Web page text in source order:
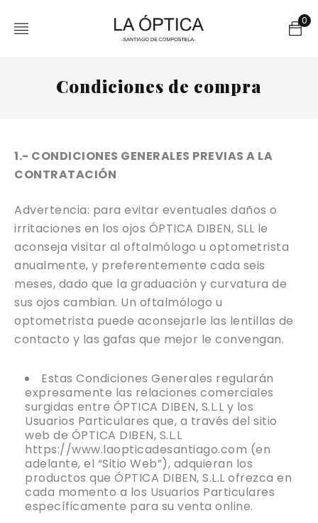
0
Condiciones de compra
1.- CONDICIONES GENERALES PREVIAS A LA
CONTRATACIÓN
Advertencia: para evitar eventuales daños o
irritaciones en los ojos ÓPTICA DIBEN, SLL le
aconseja visitar al oftalmólogo u optometrista
anualmente, y preferentemente cada seis
meses, dado que la graduación y curvatura de
sus ojos cambian. Un oftalmólogo u
optometrista puede aconsejarle las lentillas de
contacto y las gafas que mejor le convengan.
Estas Condiciones Generales regularán
expresamente las relaciones comerciales
surgidas entre ÓPTICA DIBEN, S.L.L y los
Usuarios Particulares que, a través del sitio
web de ÓPTICA DIBEN, S.L.L
https://www.laopticadesantiago.com (en
adelante, el “Sitio Web”), adquieran los
productos que ÓPTICA DIBEN, S.L.L ofrezca en
cada momento a los Usuarios Particulares
específicamente para su venta online.